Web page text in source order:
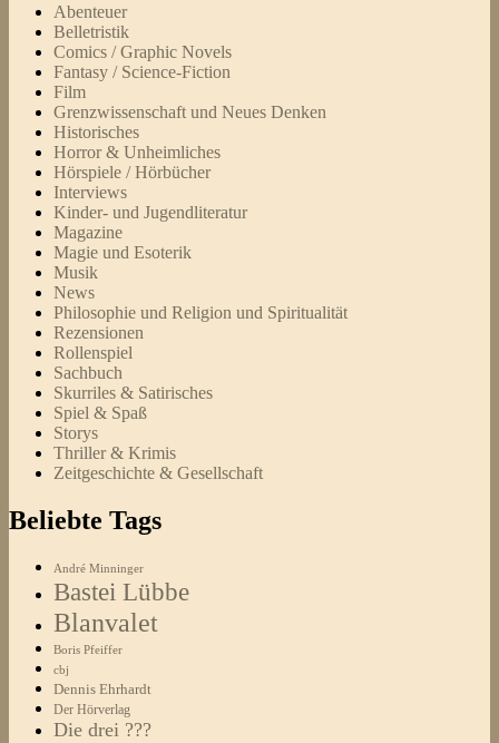
Abenteuer
Belletristik
Comics / Graphic Novels
Fantasy / Science-Fiction
Film
Grenzwissenschaft und Neues Denken
Historisches
Horror & Unheimliches
Hörspiele / Hörbücher
Interviews
Kinder- und Jugendliteratur
Magazine
Magie und Esoterik
Musik
News
Philosophie und Religion und Spiritualität
Rezensionen
Rollenspiel
Sachbuch
Skurriles & Satirisches
Spiel & Spaß
Storys
Thriller & Krimis
Zeitgeschichte & Gesellschaft
Beliebte Tags
André Minninger
Bastei Lübbe
Blanvalet
Boris Pfeiffer
cbj
Dennis Ehrhardt
Der Hörverlag
Die drei ???